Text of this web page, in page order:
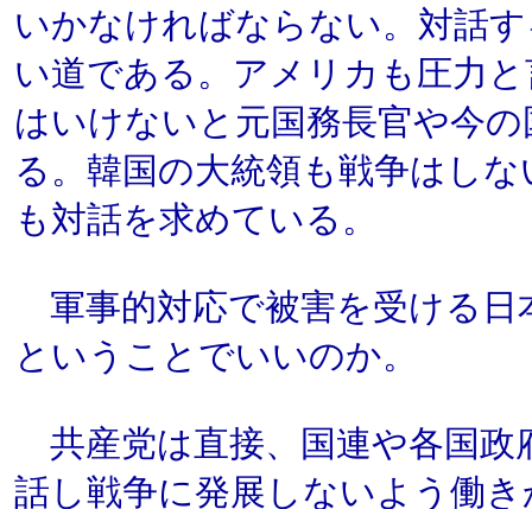
いかなければならない。対話
い道である。アメリカも圧力
はいけないと元国務長官や今
る。韓国の大統領も戦争はし
も対話を求めている。
軍事的対応で被害を受ける日
ということでいいのか。
共産党は直接、国連や各国政
話し戦争に発展しないよう働